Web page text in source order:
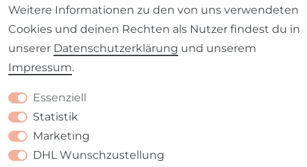
Barrierefreiheitserklärung Widerrufs­recht
Weitere Informationen zu den von uns verwendeten
Cookies und deinen Rechten als Nutzer findest du in
unserer Daten­schutz­erklärung und unserem
Impressum.
Essenziell
Statistik
Marketing
DHL Wunschzustellung